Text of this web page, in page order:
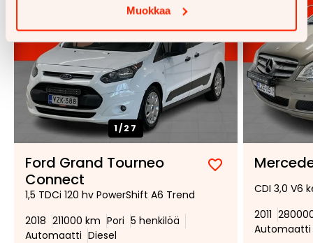
Muokkaa
1/27
Ford Grand Tourneo
Connect
Lisää
suosikiksi
Poista
suosikeista
1,5 TDCi 120 hv PowerShift A6 Trend
2018 211000 km Pori 5 henkilöä
Automaatti Diesel
CDI 3,0 V6
2011
Automaatti